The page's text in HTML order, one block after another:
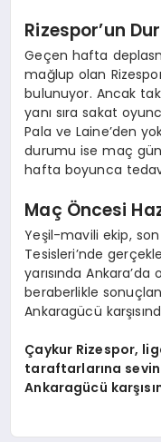
SAĞLIK
EĞITIM
Rizespor’un
Geçen hafta
mağlup olan
bulunuyor. Ancak
yanı sıra sakat
Pala ve Laine’den
durumu ise maç
hafta boyunca
Maç Öncesi
Yeşil-mavili ekip,
Tesisleri’nde
yarısında Ankara’da
beraberlikle
Ankaragücü
Çaykur Rizespor,
taraftarlarına
Ankaragücü